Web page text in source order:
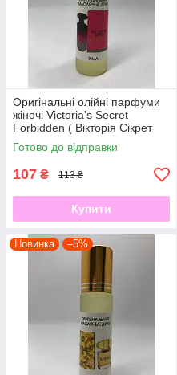
Оригінальні олійні парфуми
жіночі Victoria's Secret
Forbidden ( Вікторія Сікрет
Форбіден)9 мл
Готово до відправки
107 ₴ 113 ₴
Купити
Новинка –5%